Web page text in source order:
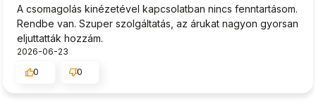
A csomagolás kinézetével kapcsolatban nincs fenntartásom.
Rendbe van. Szuper szolgáltatás, az árukat nagyon gyorsan
eljuttatták hozzám.
2026-06-23
0
0